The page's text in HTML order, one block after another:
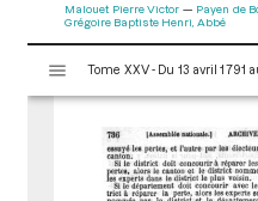
Malouet Pierre Victor Payen de
Grégoire Baptiste Henri, Abbé
s
Tome XXV - Du 13 avril 1791